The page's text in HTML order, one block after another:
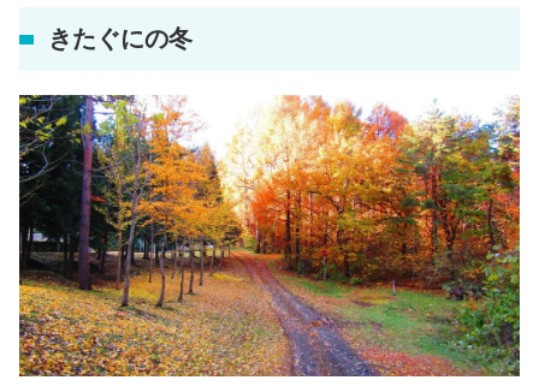
きたぐにの冬